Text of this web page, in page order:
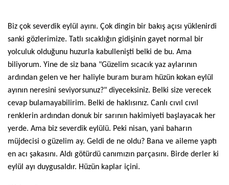
Biz çok severdik eylül ayını. Çok dingin bir bakış açısı yüklenirdi
sanki gözlerimize. Tatlı sıcaklığın gidişinin gayet normal bir
yolculuk olduğunu huzurla kabullenişti belki de bu. Ama
biliyorum. Yine de siz bana "Güzelim sıcacık yaz aylarının
ardından gelen ve her haliyle buram buram hüzün kokan eylül
ayının neresini seviyorsunuz?" diyeceksiniz. Belki size verecek
cevap bulamayabilirim. Belki de haklısınız. Canlı cıvıl cıvıl
renklerin ardından donuk bir sarının hakimiyeti başlayacak her
yerde. Ama biz severdik eylülü. Peki nisan, yani baharın
müjdecisi o güzelim ay. Geldi de ne oldu? Bana ve aileme yaptı
en acı şakasını. Aldı götürdü canımızın parçasını. Birde derler ki
eylül ayı duygusaldır. Hüzün kaplar içini.